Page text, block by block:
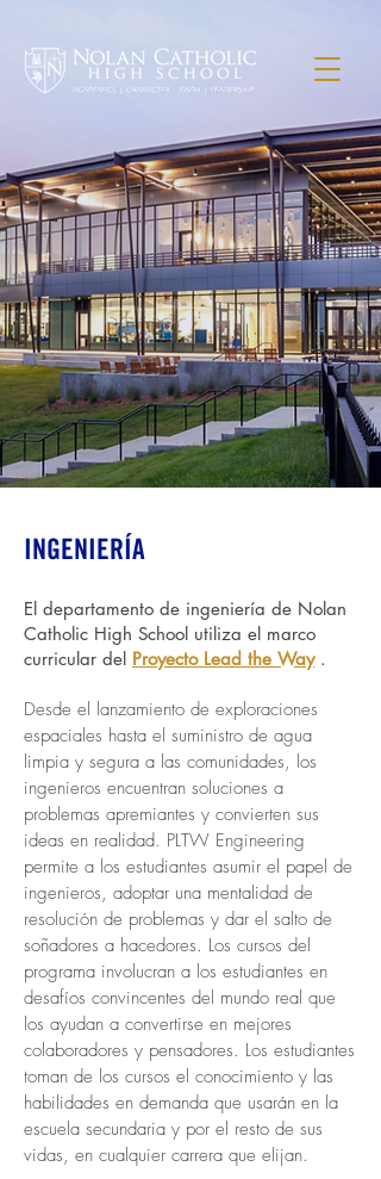
INGENIERÍA
El departamento de ingeniería de Nolan
Catholic High School utiliza el marco
curricular del Proyecto Lead the Way.
Desde el lanzamiento de exploraciones
espaciales hasta el suministro de agua
limpia y segura a las comunidades, los
ingenieros encuentran soluciones a
problemas apremiantes y convierten sus
ideas en realidad. PLTW Engineering
permite a los estudiantes asumir el papel de
ingenieros, adoptar una mentalidad de
resolución de problemas y dar el salto de
soñadores a hacedores. Los cursos del
programa involucran a los estudiantes en
desafíos convincentes del mundo real que
los ayudan a convertirse en mejores
colaboradores y pensadores. Los estudiantes
toman de los cursos el conocimiento y las
habilidades en demanda que usarán en la
escuela secundaria y por el resto de sus
vidas, en cualquier carrera que elijan.